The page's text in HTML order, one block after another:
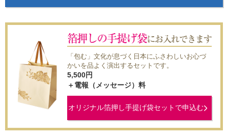
「包む」文化が息づく日本にふさわしいお心づ
かいを品よく演出するセットです。
5,500 円
＋電報（メッセージ）料
オリジナル箔押し手提げ袋セットで申込む